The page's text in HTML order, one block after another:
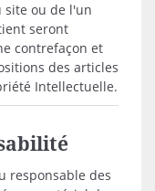
site ou de l'un
seront
contrefaçon et
des articles
Intellectuelle.
responsable des